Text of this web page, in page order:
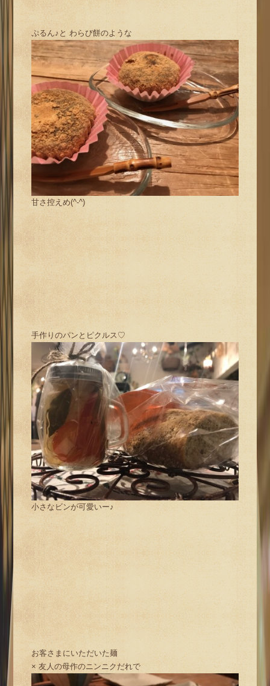
ぷるん♪と わらび餅のような
甘さ控えめ(^-^)
手作りのパンとピクルス♡
小さなビンが可愛いー♪
お客さまにいただいた麺
× 友人の母作のニンニクだれで